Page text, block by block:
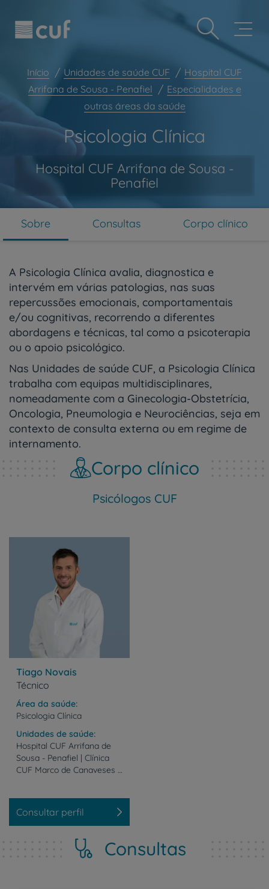
este
inclui
sistema
acessibilidade.
para
conteúdo
Prevenção e bem-estar
Grandes Áreas da Saúde
Plano +CUF
Clientes e acompanhantes
CUF Academic Center
Para profissionais
Contacte-nos
Início Unidades de saúde CUF
Hospital CUF
Arrifana de Sousa - Penafiel
Especialidades e
outras áreas da saúde
Psicologia Clínica
Hospital CUF Arrifana de Sousa -
Penafiel
Sobre Consultas Corpo clínico
A Psicologia Clínica avalia, diagnostica e
intervém em várias patologias, nas suas
repercussões emocionais, comportamentais
e/ou cognitivas, recorrendo a diferentes
abordagens e técnicas, tal como a psicoterapia
ou o apoio psicológico.
Nas Unidades de saúde CUF, a Psicologia Clínica
trabalha com equipas multidisciplinares,
nomeadamente com a Ginecologia-Obstetrícia,
Oncologia, Pneumologia e Neurociências, seja em
contexto de consulta externa ou em regime de
internamento.
Corpo clínico
Psicólogos CUF
Tiago Novais
Técnico
Área da saúde
Psicologia Clínica
Unidades de saúde
Hospital CUF Arrifana de
Sousa - Penafiel | Clínica
CUF Marco de Canaveses | Clínica CUF Penafiel
Consultar perfil
Consultas